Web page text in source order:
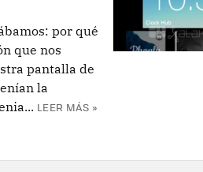
por qué
que nos
pantalla de
la
LEER MÁS »